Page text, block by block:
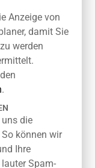
bietet sich ein
mit Walt Disney
auf
diesen
Anzeige von
damit Sie
werden
.
uns die
können wir
Ihre
Spam-